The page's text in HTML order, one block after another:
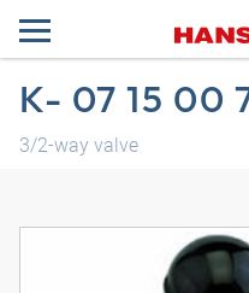
K- 07 15 00
3/2-way valve